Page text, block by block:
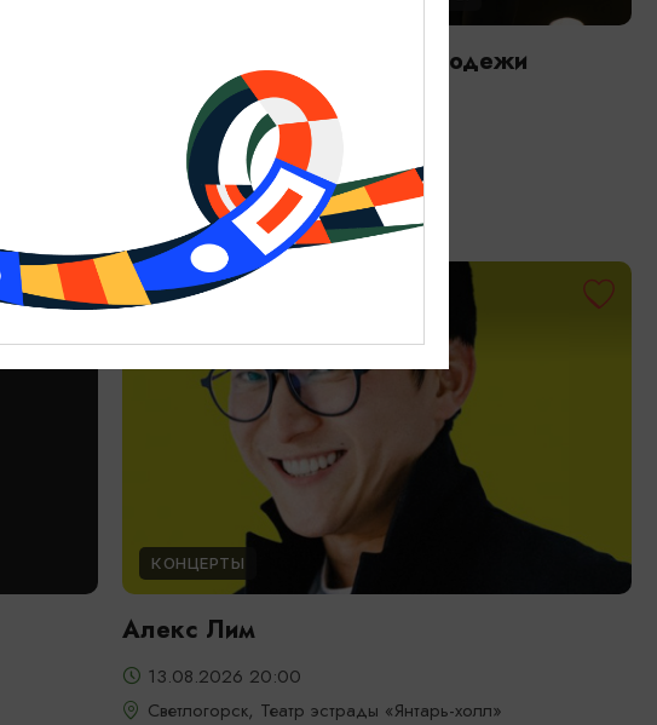
Международный день молодежи
12.08.2026
Калининград, Музей янтаря
ОТ 1500₽
КОНЦЕРТЫ
Алекс Лим
13.08.2026 20:00
Светлогорск, Театр эстрады «Янтарь-холл»